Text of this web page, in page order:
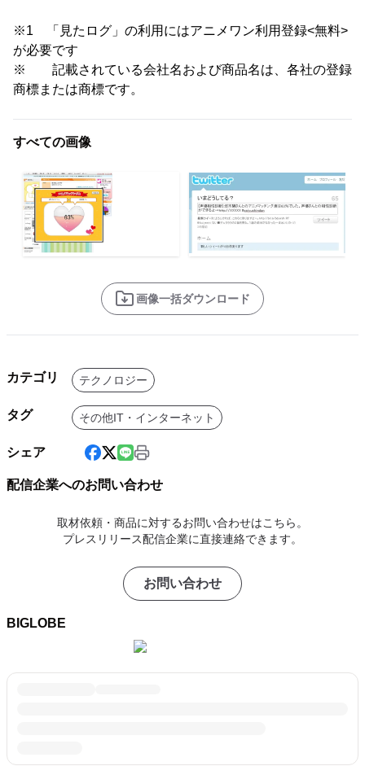
※1 「見たログ」の利用にはアニメワン利用登録<無料>
が必要です
※ 記載されている会社名および商品名は、各社の登録
商標または商標です。
すべての画像
画像一括ダウンロード
カテゴリ テクノロジー
タグ その他IT・インターネット
シェア
配信企業へのお問い合わせ
取材依頼・商品に対するお問い合わせはこちら。
プレスリリース配信企業に直接連絡できます。
お問い合わせ
BIGLOBE